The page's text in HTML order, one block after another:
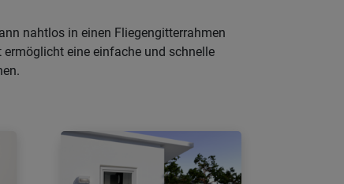
nahtlos in einen Fliegengitterrahmen
eine einfache und schnelle